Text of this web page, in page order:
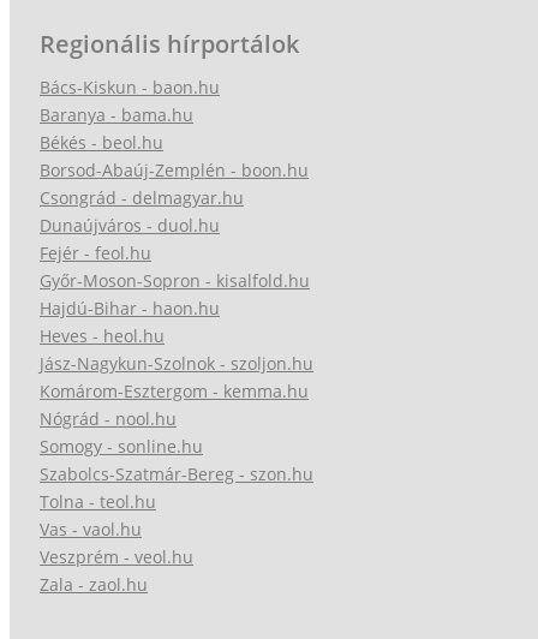
Regionális hírportálok
Bács-Kiskun - baon.hu
Baranya - bama.hu
Békés - beol.hu
Borsod-Abaúj-Zemplén - boon.hu
Csongrád - delmagyar.hu
Dunaújváros - duol.hu
Fejér - feol.hu
Győr-Moson-Sopron - kisalfold.hu
Hajdú-Bihar - haon.hu
Heves - heol.hu
Jász-Nagykun-Szolnok - szoljon.hu
Komárom-Esztergom - kemma.hu
Nógrád - nool.hu
Somogy - sonline.hu
Szabolcs-Szatmár-Bereg - szon.hu
Tolna - teol.hu
Vas - vaol.hu
Veszprém - veol.hu
Zala - zaol.hu